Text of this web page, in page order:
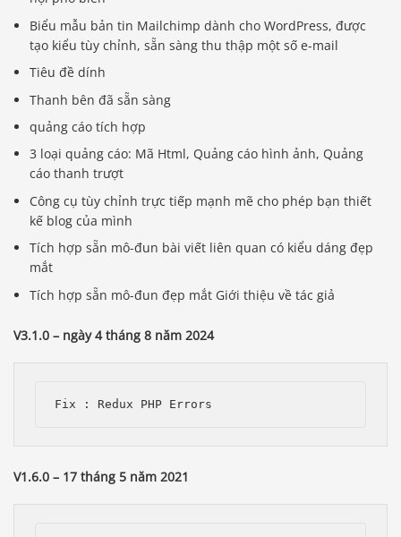
Biểu mẫu bản tin Mailchimp dành cho WordPress, được
tạo kiểu tùy chỉnh, sẵn sàng thu thập một số e-mail
Tiêu đề dính
Thanh bên đã sẵn sàng
quảng cáo tích hợp
3 loại quảng cáo: Mã Html, Quảng cáo hình ảnh, Quảng
cáo thanh trượt
Công cụ tùy chỉnh trực tiếp mạnh mẽ cho phép bạn thiết
kế blog của mình
Tích hợp sẵn mô-đun bài viết liên quan có kiểu dáng đẹp
mắt
Tích hợp sẵn mô-đun đẹp mắt Giới thiệu về tác giả
V3.1.0 – ngày 4 tháng 8 năm 2024
V1.6.0 – 17 tháng 5 năm 2021